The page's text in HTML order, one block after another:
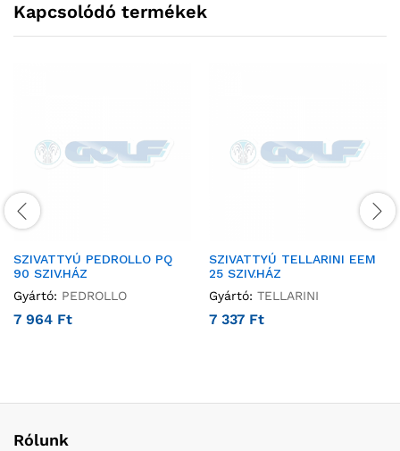
Kapcsolódó termékek
SZIVATTYÚ PEDROLLO PQ
90 SZIV.HÁZ
Gyártó: PEDROLLO
7 964 Ft
SZIVATTYÚ TELLARINI EEM
25 SZIV.HÁZ
Gyártó: TELLARINI
7 337 Ft
Rólunk